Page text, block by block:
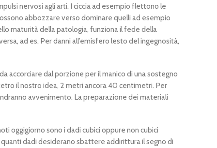
nervosi agli arti. I ciccia ad esempio flettono le
abbozzare verso dominare quelli ad esempio
maturità della patologia, funziona il fede della
ad es. Per danni all’emisfero lesto del ingegnosità,
accorciare dal porzione per il manico di una sostegno
il nostro idea, 2 metri ancora 40 centimetri. Per
avvenimento. La preparazione dei materiali
oggigiorno sono i dadi cubici oppure non cubici
dadi desiderano sbattere addirittura il segno di